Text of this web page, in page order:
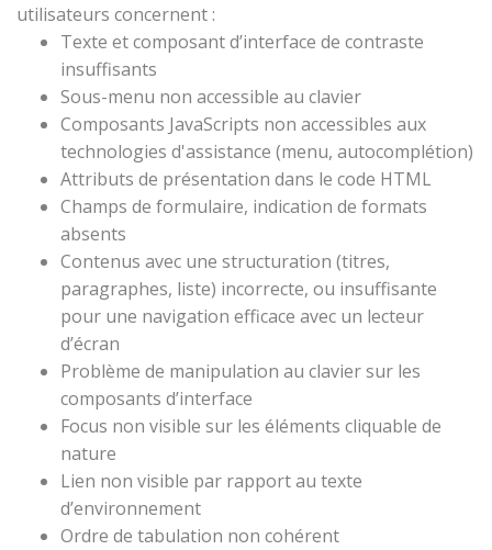
utilisateurs concernent :
Texte et composant d’interface de contraste
insuffisants
Sous-menu non accessible au clavier
Composants JavaScripts non accessibles aux
technologies d'assistance (menu, autocomplétion)
Attributs de présentation dans le code HTML
Champs de formulaire, indication de formats
absents
Contenus avec une structuration (titres,
paragraphes, liste) incorrecte, ou insuffisante
pour une navigation efficace avec un lecteur
d’écran
Problème de manipulation au clavier sur les
composants d’interface
Focus non visible sur les éléments cliquable de
nature
Lien non visible par rapport au texte
d’environnement
Ordre de tabulation non cohérent